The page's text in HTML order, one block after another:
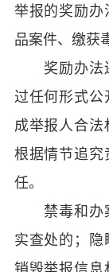
举报的奖励办
品案件、缴获
奖励办法还
过任何形式
成举报人合
根据情节追究
任。
禁毒和办案
实查处的；隐
销毁举报信息